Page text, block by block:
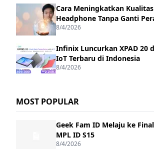
Cara Meningkatkan Kualitas
Headphone Tanpa Ganti
8/4/2026
Infinix Luncurkan XPAD 20
IoT Terbaru di Indonesia
8/4/2026
MOST POPULAR
Geek Fam ID Melaju ke
MPL ID S15
8/4/2026